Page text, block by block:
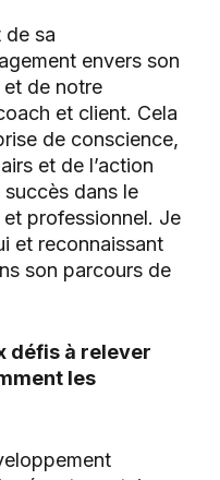
de sa
envers son
de notre
et client. Cela
de conscience,
et de l’action
dans le
professionnel. Je
et reconnaissant
son parcours de
défis à relever
les